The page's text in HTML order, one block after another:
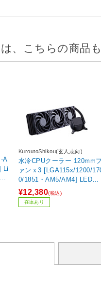
、こちらの商品
A
Li
KuroutoShikou(玄人志向)
水冷CPUクーラー 120mmフ
ァンｘ3 [LGA115x/1200/
0/1851・AM5/AM4] LED無
し ブラック KURO-AIOWC3
60/V2 【864】
¥12,380(税込)
在庫あり